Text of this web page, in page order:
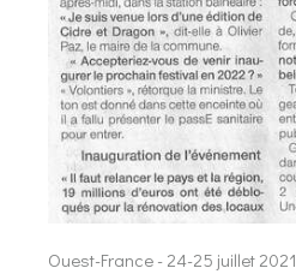
Ouest-France - 24-25 juillet 2021